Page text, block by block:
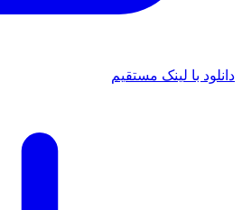
با لینک مستقیم